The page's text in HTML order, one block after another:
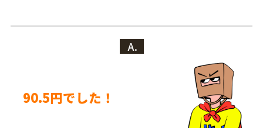
A.
90.5円でした！